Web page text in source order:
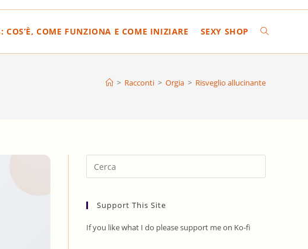
COS’È, COME FUNZIONA E COME INIZIARE SEXY SHOP ATTIVA/
> Racconti > Orgia > Risveglio allucinante
Escape
Support This Site
If you like what I do please support me on Ko-fi